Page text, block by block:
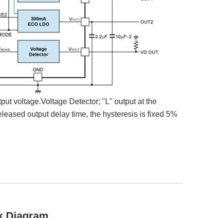
voltage.Voltage Detector; "L" output at the
output delay time, the hysteresis is fixed 5%